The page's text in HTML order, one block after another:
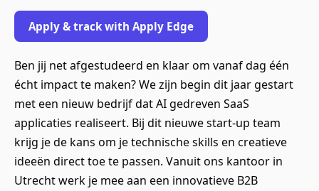
Apply & track with Apply Edge
Ben jij net afgestudeerd en klaar om vanaf dag één
écht impact te maken? We zijn begin dit jaar gestart
met een nieuw bedrijf dat AI gedreven SaaS
applicaties realiseert. Bij dit nieuwe start-up team
krijg je de kans om je technische skills en creatieve
ideeën direct toe te passen. Vanuit ons kantoor in
Utrecht werk je mee aan een innovatieve B2B